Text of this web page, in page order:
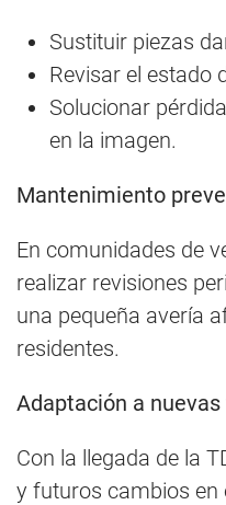
Sustituir piezas
Revisar el estado
Solucionar
en la imagen.
Mantenimiento
En comunidades de
realizar revisiones
una pequeña avería
residentes.
Adaptación a
Con la llegada de la
y futuros cambios en